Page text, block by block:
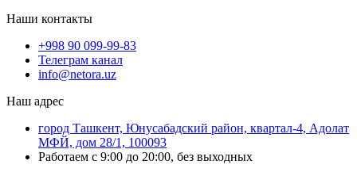
Наши контакты
+998 90 099-99-83
Телеграм канал
info@netora.uz
Наш адрес
город Ташкент, Юнусабадский район, квартал-4, Адолат
МФЙ, дом 28/1, 100093
Работаем с 9:00 до 20:00, без выходных